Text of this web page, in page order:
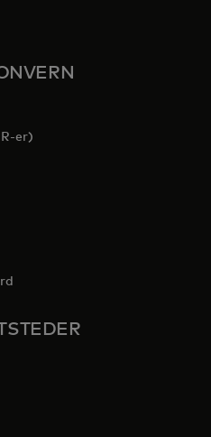
tab
er)
in a new tab
new tab
in a new tab